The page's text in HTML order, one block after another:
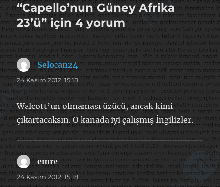
“Capello’nun Güney Afrika
23’ü” için 4 yorum
Selocan24 dedi
ki:
24 Kasım 2012, 15:18
Walcott’un olmaması üzücü, ancak kimi
çıkartacaksın. O kanada iyi çalışmış İngilizler.
emre dedi
ki:
24 Kasım 2012, 15:18